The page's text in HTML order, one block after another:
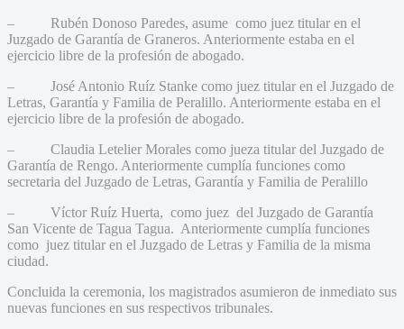
– Rubén Donoso Paredes, asume como juez titular en el
Juzgado de Garantía de Graneros. Anteriormente estaba en el
ejercicio libre de la profesión de abogado.
– José Antonio Ruíz Stanke como juez titular en el Juzgado de
Letras, Garantía y Familia de Peralillo. Anteriormente estaba en el
ejercicio libre de la profesión de abogado.
– Claudia Letelier Morales como jueza titular del Juzgado de
Garantía de Rengo. Anteriormente cumplía funciones como
secretaria del Juzgado de Letras, Garantía y Familia de Peralillo
– Víctor Ruíz Huerta, como juez del Juzgado de Garantía
San Vicente de Tagua Tagua. Anteriormente cumplía funciones
como juez titular en el Juzgado de Letras y Familia de la misma
ciudad.
Concluida la ceremonia, los magistrados asumieron de inmediato sus
nuevas funciones en sus respectivos tribunales.